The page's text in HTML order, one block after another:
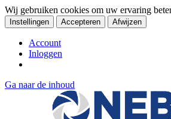
Wij gebruiken cookies om uw ervaring
Instellingen Accepteren Afwijzen
Account
Inloggen
Ga naar de inhoud